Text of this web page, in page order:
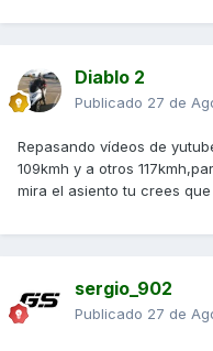
Diablo 2
Publicado 27 de
Repasando vídeos de
109kmh y a otros
mira el asiento tu crees
sergio_902
Publicado 27 de